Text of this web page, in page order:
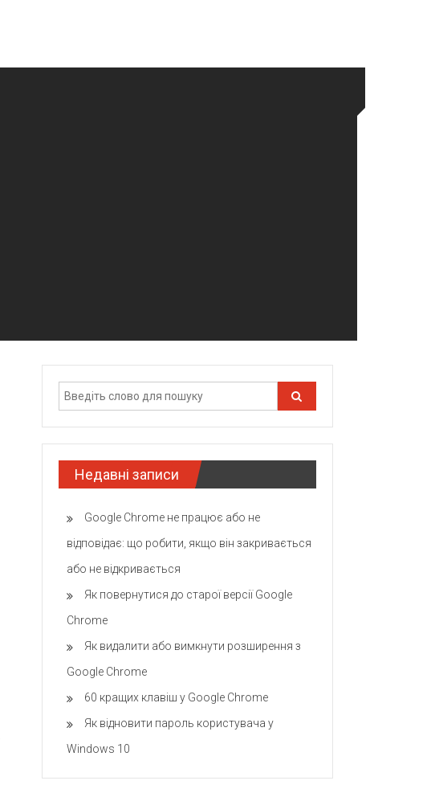
Недавні записи
Google Chrome не працює або не
відповідає: що робити, якщо він закривається
або не відкривається
Як повернутися до старої версії Google
Chrome
Як видалити або вимкнути розширення з
Google Chrome
60 кращих клавіш у Google Chrome
Як відновити пароль користувача у
Windows 10